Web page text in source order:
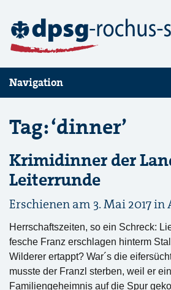
Navigation
Tag: ‘dinner’
Krimidinner der
Leiterrunde
Erschienen am 3. Mai 2017 in
Herrschaftszeiten, so ein Schreck:
fesche Franz erschlagen hinterm
Wilderer ertappt? War´s die
musste der Franzl sterben, weil er
Familiengeheimnis auf die Spur